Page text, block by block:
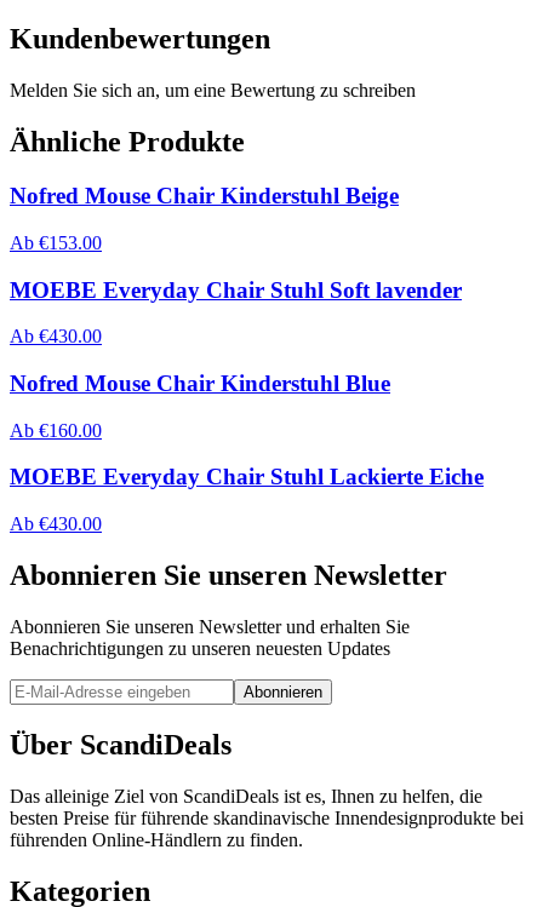
Kundenbewertungen
Melden Sie sich an, um eine Bewertung zu schreiben
Ähnliche Produkte
Nofred Mouse Chair Kinderstuhl Beige
Ab €153.00
MOEBE Everyday Chair Stuhl Soft lavender
Ab €430.00
Nofred Mouse Chair Kinderstuhl Blue
Ab €160.00
MOEBE Everyday Chair Stuhl Lackierte Eiche
Ab €430.00
Abonnieren Sie unseren Newsletter
Abonnieren Sie unseren Newsletter und erhalten Sie
Benachrichtigungen zu unseren neuesten Updates
Abonnieren
Über ScandiDeals
Das alleinige Ziel von ScandiDeals ist es, Ihnen zu helfen, die
besten Preise für führende skandinavische Innendesignprodukte bei
führenden Online-Händlern zu finden.
Kategorien